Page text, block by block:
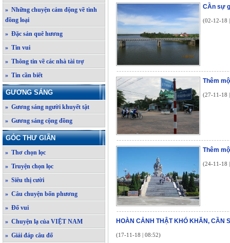
» Những chuyện cảm động về tình
đồng loại
» Đặc sản quê hương
» Tin vui
» Thông tin về các nhà tài trợ
» Tin cần biết
GƯƠNG SÁNG
» Gương sáng người khuyết tật
» Gương sáng cộng đồng
GÓC THƯ GIÃN
» Thơ chọn lọc
» Truyện chọn lọc
» Siêu thị cười
» Câu chuyện bốn phương
» Đố vui
» Chuyện lạ của VIỆT NAM
» Giải đáp câu đố
CẦn sự
(02-12-18
Thêm
(27-11-18
Thêm
(24-11-18
HOÀN CẢNH THẬT KHÓ KHĂN, CẦN
(17-11-18 | 08:52)